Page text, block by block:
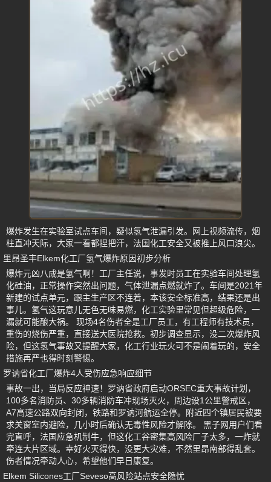
爆炸发生在实验室试点车间，疑似氢气泄漏引发。网上视频流传，烟
柱直冲天际，大家一看都捏把汗，法国化工安全又被推上风口浪尖。
里昂圣丰Elkem化工厂氢气爆炸原因初步分析
爆炸元凶八成是氢气啊！工厂主任说，事发时员工在实验车间处理氢
化硅油，正常操作突然出问题，气体泄漏点燃就炸了。车间是2021年
新建的试点单元，跟主生产区不连着，本该安全标准高，结果还是出
事儿。氢气这玩意儿无色无味易燃，化工实验里常见但超级危险，一
漏就可能酿大祸。 现场4名伤者全是工厂员工，有工程师有技术员，
重伤的烧伤严重，直接送大医院抢救。初步调查显示，没二次爆炸风
险，但这氢气事故又提醒大家，化工行业玩火可不是闹着玩的，安全
措施再严也得时刻警惕。
罗讷省化工厂爆炸4人受伤应急响应细节
事故一出，当局反应神速！罗讷省政府启动ORSEC重大事故计划，
100多名消防员、30多辆消防车冲现场灭火，周边设1公里警戒区，
A7高速公路双向封闭，铁路和罗讷河航运全停。附近四个镇居民被要
求关窗室内避险，几小时后确认无毒性风险才解除。 黑子网用户们看
完直呼，法国应急机制牛，但这化工谷密集高风险厂子太多，一炸就
牵连大片区域。幸好火灭得快，没更大灾难，不然里昂南部得乱套。
伤者情况牵动人心，希望他们早日康复。
Elkem Silicones工厂Seveso高风险站点安全隐忧